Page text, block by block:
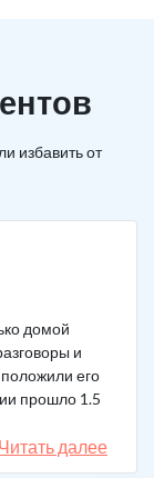
избавить от
домой
и
его
прошло 1.5
Читать далее